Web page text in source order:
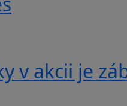
v akcii je